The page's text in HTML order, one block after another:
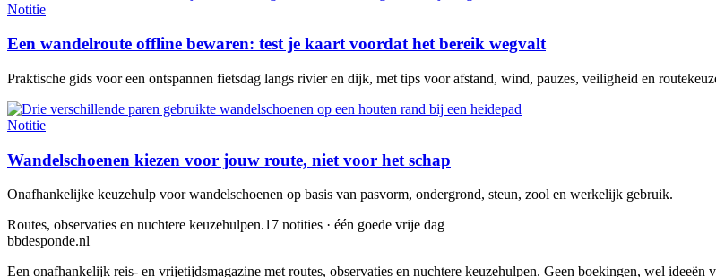
Notitie
Een wandelroute offline bewaren: test je kaart voordat het bereik wegvalt
Praktische gids voor een ontspannen fietsdag langs rivier en dijk, met tips voor afstand, wind, pauzes, veiligheid en
Notitie
Wandelschoenen kiezen voor jouw route, niet voor het schap
Onafhankelijke keuzehulp voor wandelschoenen op basis van pasvorm, ondergrond, steun, zool en werkelijk gebruik.
Routes, observaties en nuchtere keuzehulpen.17 notities · één goede vrije dag
bbdesponde.nl
Een onafhankelijk reis- en vrijetijdsmagazine met routes, observaties en nuchtere keuzehulpen. Geen boekingen, wel ideeën